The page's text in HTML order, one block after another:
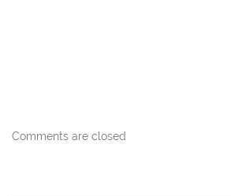
Comments are closed